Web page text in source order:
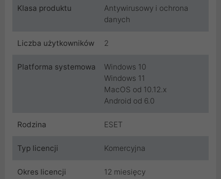
Klasa produktu
Antywirusowy i ochrona
danych
Liczba użytkowników 2
Platforma systemowa
Windows 10
Windows 11
MacOS od 10.12.x
Android od 6.0
Rodzina ESET
Typ licencji Komercyjna
Okres licencji 12 miesięcy